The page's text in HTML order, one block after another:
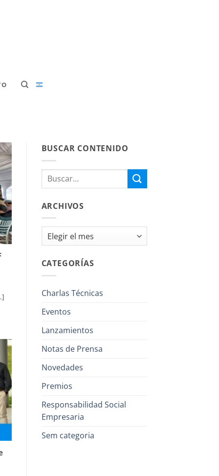
BUSCAR CONTENIDO
ARCHIVOS
Archivos
CATEGORÍAS
Charlas Técnicas
Eventos
Lanzamientos
Notas de Prensa
Novedades
Premios
Responsabilidad Social
Empresaria
Sem categoria